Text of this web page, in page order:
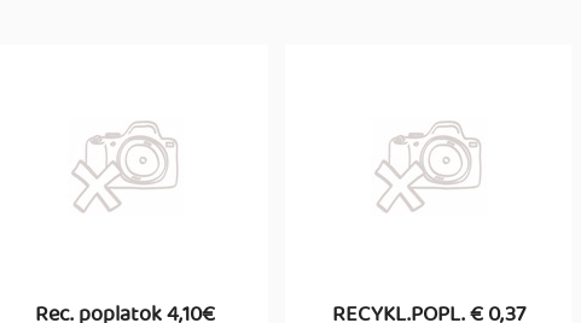
Rec. poplatok 4,10€ RECYKL.POPL. € 0,37